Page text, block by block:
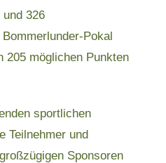
326
Pokal
205 möglichen Punkten
sportlichen
Teilnehmer und
Sponsoren